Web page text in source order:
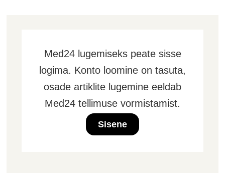
Med24 lugemiseks peate sisse
logima. Konto loomine on tasuta,
osade artiklite lugemine eeldab
Med24 tellimuse vormistamist.
Sisene